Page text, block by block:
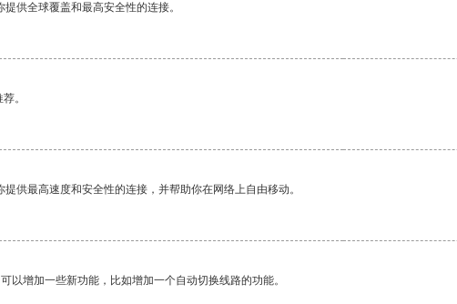
供全球覆盖和最高安全性的连接。
。
供最高速度和安全性的连接，并帮助你在网络上自由移动。
以增加一些新功能，比如增加一个自动切换线路的功能。